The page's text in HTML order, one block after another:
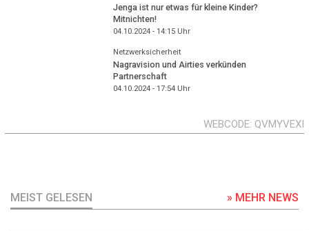
Jenga ist nur etwas für kleine Kinder?
Mitnichten!
04.10.2024 - 14:15Uhr
Netzwerksicherheit
Nagravision und Airties verkünden
Partnerschaft
04.10.2024 - 17:54Uhr
WEBCODE QVMYVEXI
MEIST GELESEN » MEHR NEWS